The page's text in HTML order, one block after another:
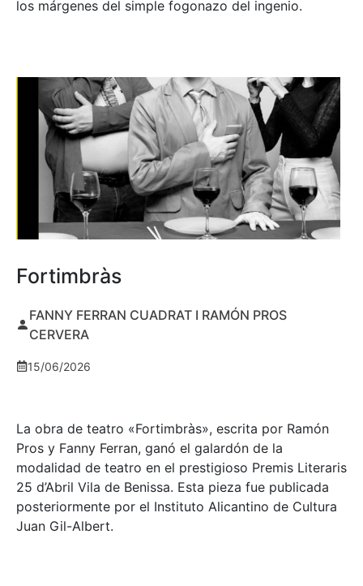
los márgenes del simple fogonazo del ingenio.
Fortimbràs
FANNY FERRAN CUADRAT I RAMÓN PROS
CERVERA
15/06/2026
La obra de teatro «Fortimbràs», escrita por Ramón
Pros y Fanny Ferran, ganó el galardón de la
modalidad de teatro en el prestigioso Premis Literaris
25 d’Abril Vila de Benissa. Esta pieza fue publicada
posteriormente por el Instituto Alicantino de Cultura
Juan Gil-Albert.